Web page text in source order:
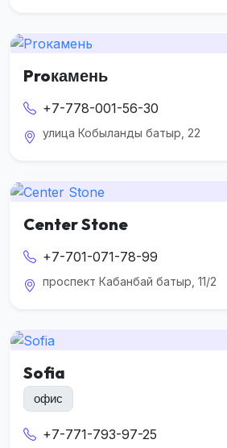
Proкамень
+7-778-001-56-30
улица Кобыланды батыр, 22
Center Stone
+7-701-071-78-99
проспект Кабанбай батыр, 11/2
Sofia
офис
+7-771-793-97-25